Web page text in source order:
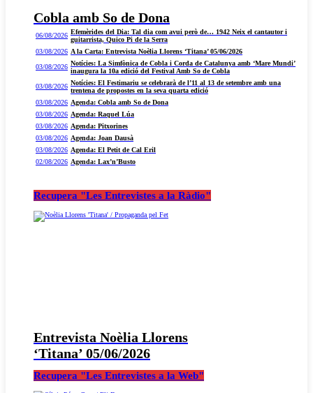
Cobla amb So de Dona
06/08/2026 Efemèrides del Dia: Tal dia com avui però de… 1942 Neix el cantautor i
guitarrista, Quico Pi de la Serra
03/08/2026 A la Carta: Entrevista Noèlia Llorens ‘Titana’ 05/06/2026
03/08/2026 Notícies: La Simfònica de Cobla i Corda de Catalunya amb ‘Mare Mundi’
inaugura la 10a edició del Festival Amb So de Cobla
03/08/2026 Notícies: El Festimariu se celebrarà de l’11 al 13 de setembre amb una
trentena de propostes en la seva quarta edició
03/08/2026 Agenda: Cobla amb So de Dona
03/08/2026 Agenda: Raquel Lúa
03/08/2026 Agenda: Pitxorines
03/08/2026 Agenda: Joan Dausà
03/08/2026 Agenda: El Petit de Cal Eril
02/08/2026 Agenda: Lax’n’Busto
Recupera "Les Entrevistes a la Ràdio"
Entrevista Noèlia Llorens
‘Titana’ 05/06/2026
Recupera "Les Entrevistes a la Web"